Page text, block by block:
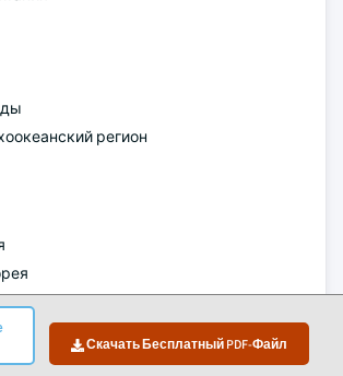
Скачать Бесплатный PDF-Файл
регион